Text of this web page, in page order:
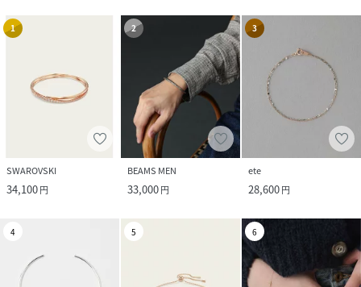
1
SWAROVSKI
34,100円
2
BEAMS MEN
33,000円
3
ete
28,600円
4 5 6